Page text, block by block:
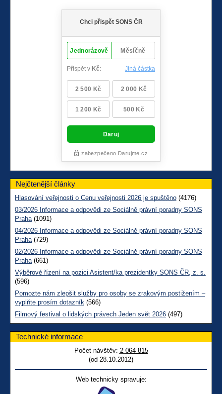
Nejčtenější články
Hlasování veřejnosti o Cenu veřejnosti 2026 je spuštěno (4176)
03/2026 Informace a odpovědi ze Sociálně právní poradny SONS
Praha(1091)
04/2026 Informace a odpovědi ze Sociálně právní poradny SONS
Praha(729)
02/2026 Informace a odpovědi ze Sociálně právní poradny SONS
Praha(661)
Výběrové řízení na pozici Asistent/ka prezidentky SONS ČR, z. s.
(596)
Pomozte nám zlepšit služby pro osoby se zrakovým postižením –
vyplňte prosím dotazník (566)
Filmový festival o lidských právech Jeden svět 2026 (497)
Technické informace
Počet návštěv: 2 064 815
(od 28.10.2012)
Web technicky spravuje: